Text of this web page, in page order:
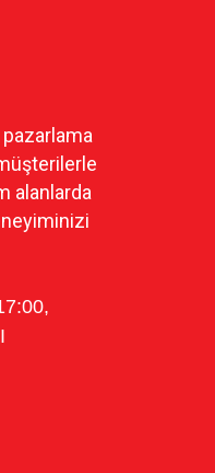
alanlarda